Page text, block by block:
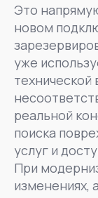
Это
новом
уже
реальной
поиска
услуг и
При
изменениях,